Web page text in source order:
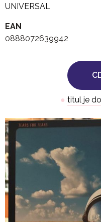
UNIVERSAL
EAN
0888072639942
● titul je